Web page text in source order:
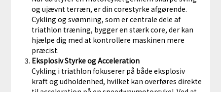
og ujævnt terræn, er din corestyrke afgørende.
Cykling og svømning, som er centrale dele af
triathlon træning, bygger en stærk core, der kan
hjælpe dig med at kontrollere maskinen mere
præcist.
Eksplosiv Styrke og Acceleration
Cykling i triathlon fokuserer på både eksplosiv
kraft og udholdenhed, hvilket kan overføres direkte